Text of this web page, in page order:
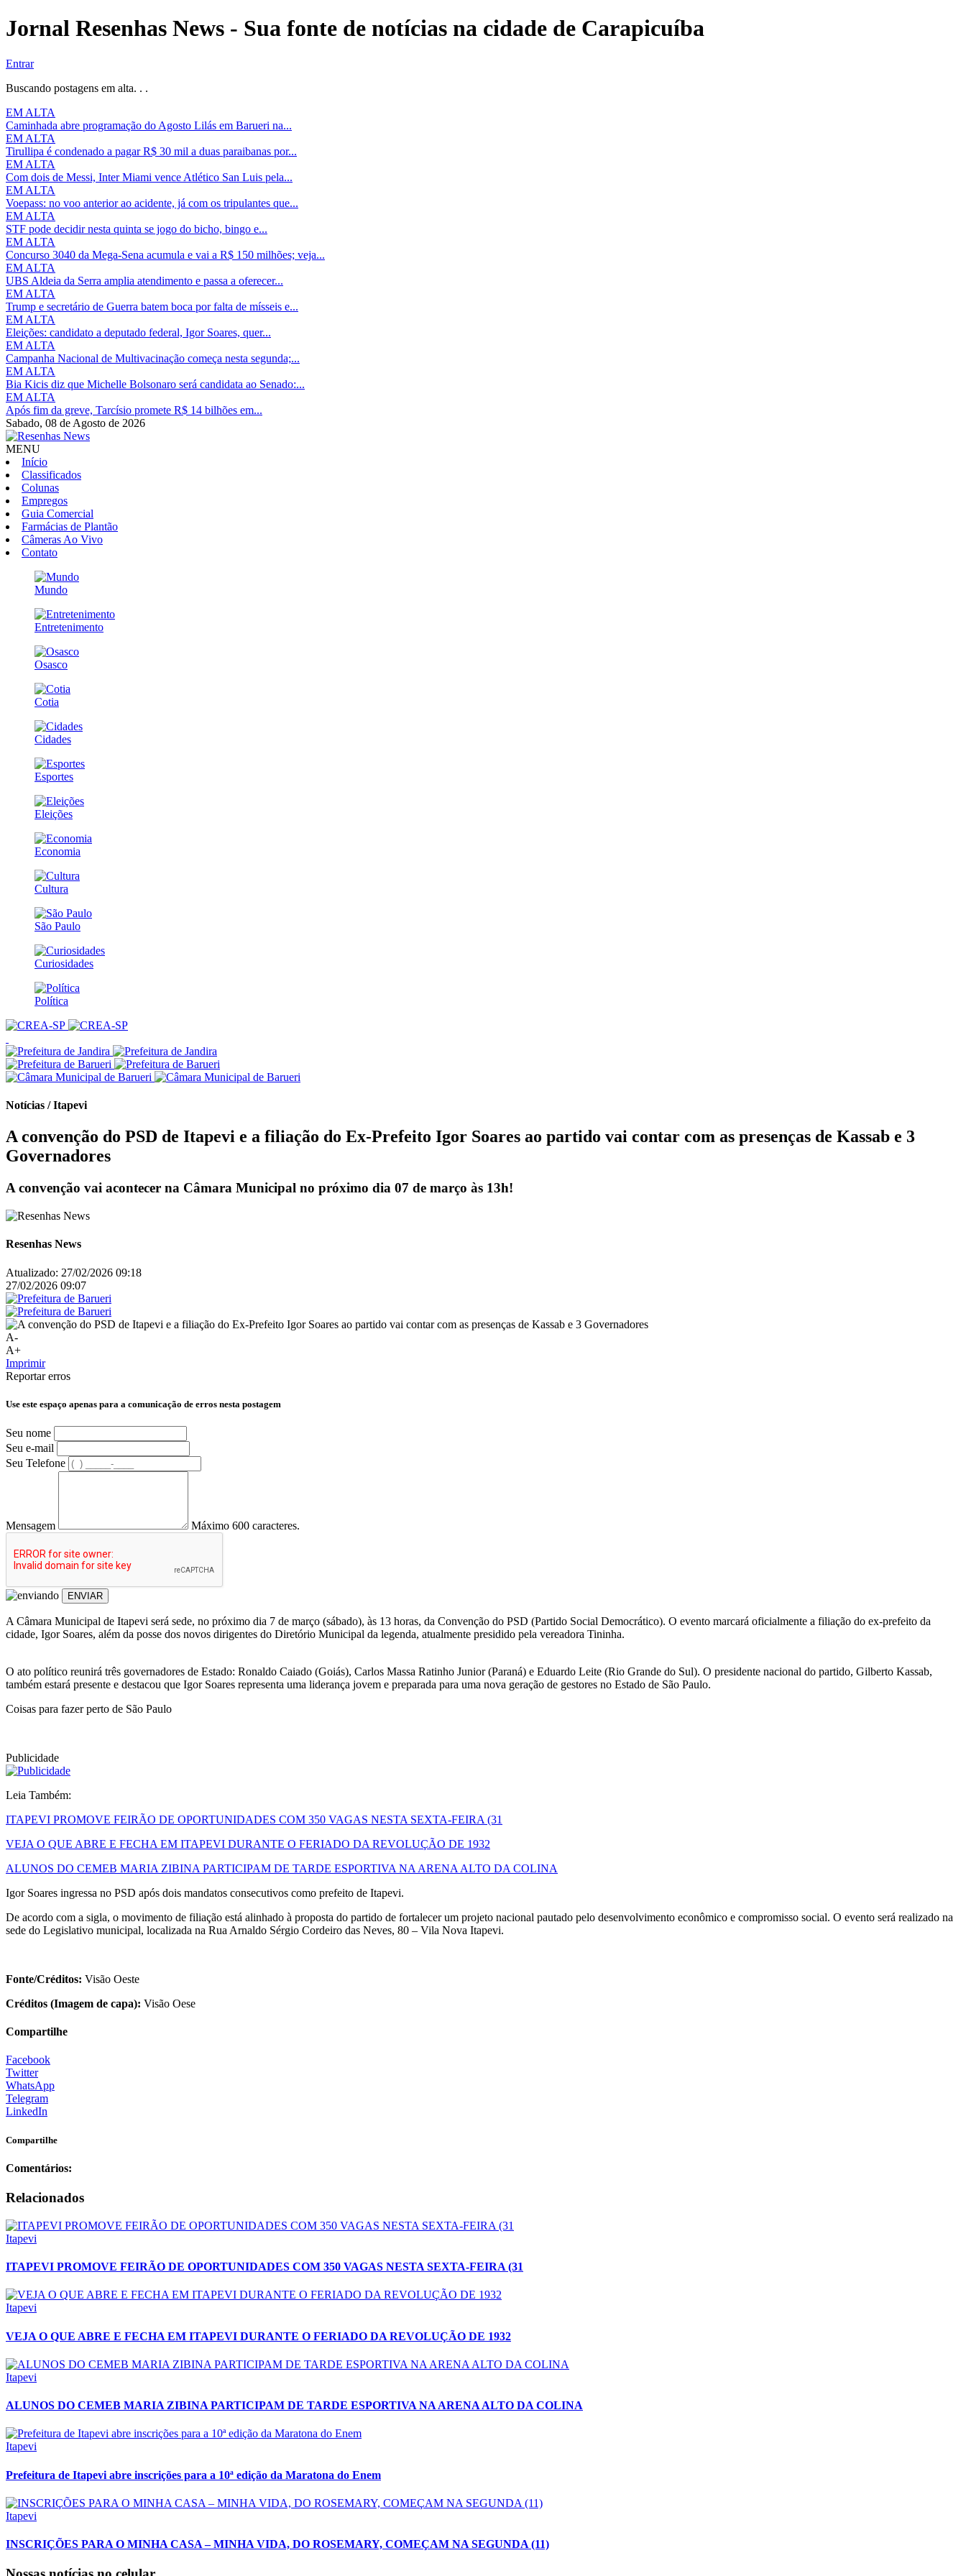
Jornal Resenhas News - Sua fonte de notícias na cidade de Carapicuíba
Entrar
Buscando postagens em alta. . .
EM ALTA
Caminhada abre programação do Agosto Lilás em Barueri na...
EM ALTA
Tirullipa é condenado a pagar R$ 30 mil a duas paraibanas por...
EM ALTA
Com dois de Messi, Inter Miami vence Atlético San Luis pela...
EM ALTA
Voepass: no voo anterior ao acidente, já com os tripulantes que...
EM ALTA
STF pode decidir nesta quinta se jogo do bicho, bingo e...
EM ALTA
Concurso 3040 da Mega-Sena acumula e vai a R$ 150 milhões; veja...
EM ALTA
UBS Aldeia da Serra amplia atendimento e passa a oferecer...
EM ALTA
Trump e secretário de Guerra batem boca por falta de mísseis e...
EM ALTA
Eleições: candidato a deputado federal, Igor Soares, quer...
EM ALTA
Campanha Nacional de Multivacinação começa nesta segunda;...
EM ALTA
Bia Kicis diz que Michelle Bolsonaro será candidata ao Senado:...
EM ALTA
Após fim da greve, Tarcísio promete R$ 14 bilhões em...
Sabado, 08 de Agosto de 2026
MENU
Início
Classificados
Colunas
Empregos
Guia Comercial
Farmácias de Plantão
Câmeras Ao Vivo
Contato
Mundo
Entretenimento
Osasco
Cotia
Cidades
Esportes
Eleições
Economia
Cultura
São Paulo
Curiosidades
Política
Notícias / Itapevi
A convenção do PSD de Itapevi e a filiação do Ex-Prefeito Igor Soares ao partido vai contar com as presenças de Kassab e 3
Governadores
A convenção vai acontecer na Câmara Municipal no próximo dia 07 de março às 13h!
Resenhas News
Atualizado: 27/02/2026 09:18
27/02/2026 09:07
A-
A+
Imprimir
Reportar erros
Use este espaço apenas para a comunicação de erros nesta postagem
Seu nome
Seu e-mail
Seu Telefone
Mensagem Máximo 600 caracteres.
ENVIAR
A Câmara Municipal de Itapevi será sede, no próximo dia 7 de março (sábado), às 13 horas, da Convenção do PSD (Partido Social Democrático). O evento marcará oficialmente a filiação do ex-prefeito da
cidade, Igor Soares, além da posse dos novos dirigentes do Diretório Municipal da legenda, atualmente presidido pela vereadora Tininha.
O ato político reunirá três governadores de Estado: Ronaldo Caiado (Goiás), Carlos Massa Ratinho Junior (Paraná) e Eduardo Leite (Rio Grande do Sul). O presidente nacional do partido, Gilberto Kassab,
também estará presente e destacou que Igor Soares representa uma liderança jovem e preparada para uma nova geração de gestores no Estado de São Paulo.
Coisas para fazer perto de São Paulo
Publicidade
Leia Também:
ITAPEVI PROMOVE FEIRÃO DE OPORTUNIDADES COM 350 VAGAS NESTA SEXTA-FEIRA (31
VEJA O QUE ABRE E FECHA EM ITAPEVI DURANTE O FERIADO DA REVOLUÇÃO DE 1932
ALUNOS DO CEMEB MARIA ZIBINA PARTICIPAM DE TARDE ESPORTIVA NA ARENA ALTO DA COLINA
Igor Soares ingressa no PSD após dois mandatos consecutivos como prefeito de Itapevi.
De acordo com a sigla, o movimento de filiação está alinhado à proposta do partido de fortalecer um projeto nacional pautado pelo desenvolvimento econômico e compromisso social. O evento será realizado na
sede do Legislativo municipal, localizada na Rua Arnaldo Sérgio Cordeiro das Neves, 80 – Vila Nova Itapevi.
Fonte/Créditos: Visão Oeste
Créditos (Imagem de capa): Visão Oese
Compartilhe
Facebook
Twitter
WhatsApp
Telegram
LinkedIn
Compartilhe
Comentários:
Relacionados
Itapevi
ITAPEVI PROMOVE FEIRÃO DE OPORTUNIDADES COM 350 VAGAS NESTA SEXTA-FEIRA (31
Itapevi
VEJA O QUE ABRE E FECHA EM ITAPEVI DURANTE O FERIADO DA REVOLUÇÃO DE 1932
Itapevi
ALUNOS DO CEMEB MARIA ZIBINA PARTICIPAM DE TARDE ESPORTIVA NA ARENA ALTO DA COLINA
Itapevi
Prefeitura de Itapevi abre inscrições para a 10ª edição da Maratona do Enem
Itapevi
INSCRIÇÕES PARA O MINHA CASA – MINHA VIDA, DO ROSEMARY, COMEÇAM NA SEGUNDA (11)